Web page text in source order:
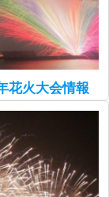
花火大会情報